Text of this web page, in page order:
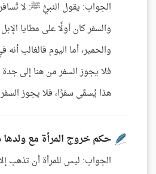
الجواب: يقول النبيُّ ﷺ: لا
والسفر كان أولًا على مطايا
والحمير، أما اليوم فالغالب
فلا يجوز السفر من هنا إلى
هذا يُسمَّى سفرًا، فلا يجوز
حكم خروج المرأة مع
الجواب: ليس للمرأة أن تذهب